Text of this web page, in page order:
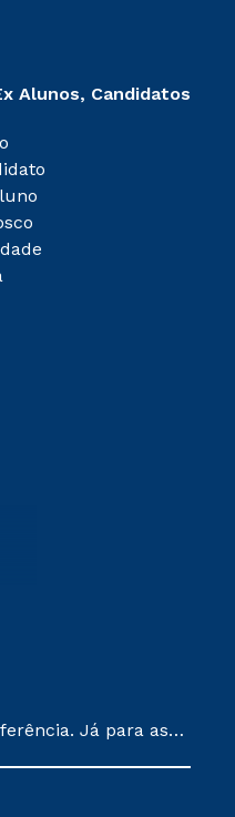
Alunos, Candidatos
Já para as